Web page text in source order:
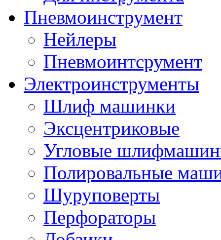
Пневмоинструмент
Нейлеры
Пневмоинтсрумент
Электроинструменты
Шлиф машинки
Эксцентриковые
Угловые
Полировальные
Шуруповерты
Перфораторы